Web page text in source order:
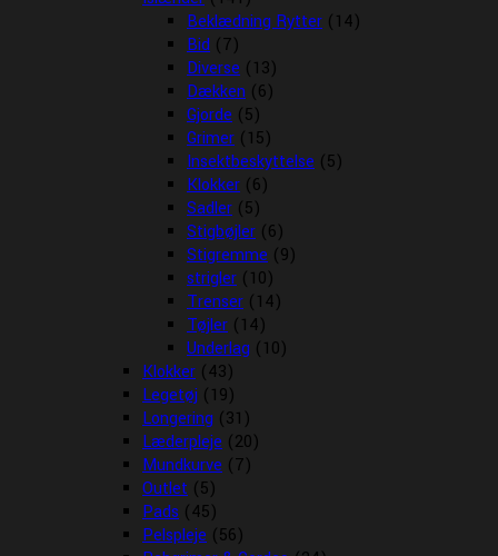
Beklædning Rytter (14)
Bid (7)
Diverse (13)
Dækken (6)
Gjorde (5)
Grimer (15)
Insektbeskyttelse (5)
Klokker (6)
Sadler (5)
Stigbøjler (6)
Stigremme (9)
strigler (10)
Trenser (14)
Tøjler (14)
Underlag (10)
Klokker (43)
Legetøj (19)
Longering (31)
Læderpleje (20)
Mundkurve (7)
Outlet (5)
Pads (45)
Pelspleje (56)